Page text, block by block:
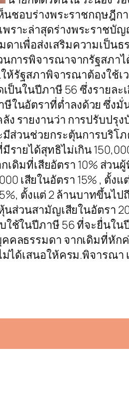
ชอบร่างพระราชกฤษฎีก
าะล่าสุดร่างพระราชบั
าเพื่อส่งเสริมความเป็น
การพิจารณาจากรัฐสภา
รัฐสภาพิจารณาต้องใช้เ
นในปีภาษี 56 ซึ่งรายละ
ในอัตราที่ต่ำลงด้วย ซึ่ง
รายงานว่า การปรับปรุ
ส่วนช่วยกระตุ้นการบริโ
ายได้สุทธิไม่เกิน
เดิมที่เสียอัตรา 10% ส่ว
เสียในอัตรา 15% , ตั้ง
ตั้งแต่ 2 ล้านบาทขึ้นไป
หุ้นส่วนสามัญเสียในอัตร
ช้ในปีภาษี 56 ที่จะยื่นใน
คลธรรมดา จากเดิมที่หัก
ได้เสนอให้ครม.พิจารณ